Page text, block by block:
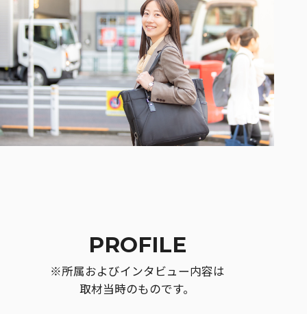
PROFILE
※所属およびインタビュー内容は
取材当時のものです。